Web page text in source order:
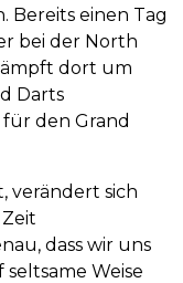
Bereits einen Tag
bei der North
dort um
Darts
den Grand
verändert sich
dass wir uns
Weise